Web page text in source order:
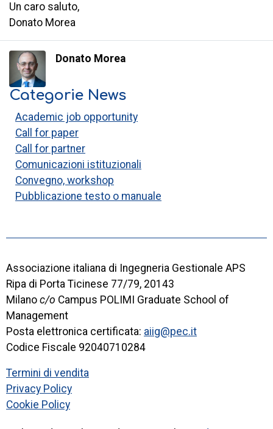
Un caro saluto,
Donato Morea
Donato Morea
Categorie News
Academic job opportunity
Call for paper
Call for partner
Comunicazioni istituzionali
Convegno, workshop
Pubblicazione testo o manuale
Associazione italiana di Ingegneria Gestionale APS
Ripa di Porta Ticinese 77/79, 20143
Milano c/o Campus POLIMI Graduate School of
Management
Posta elettronica certificata: aiig@pec.it
Codice Fiscale 92040710284
Termini di vendita
Privacy Policy
Cookie Policy